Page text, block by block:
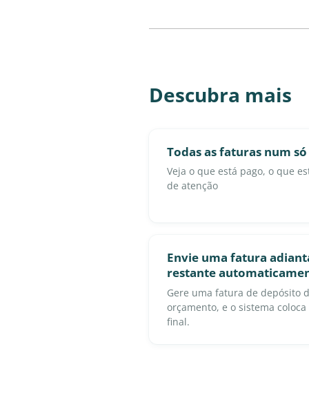
Descubra mais
Todas as faturas num
Veja o que está pago, o que
de atenção
Envie uma fatura
restante
Gere uma fatura de depósito
orçamento, e o sistema
final.